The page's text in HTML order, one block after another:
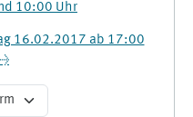
10:00 Uhr
16.02.2017 ab 17:00